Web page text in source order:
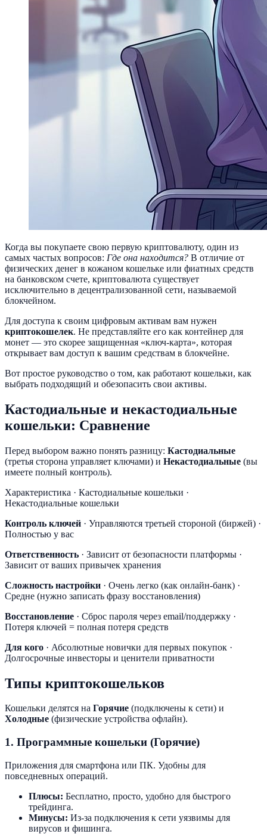
Когда вы покупаете свою первую криптовалюту, один из
самых частых вопросов: Где она находится? В отличие от
физических денег в кожаном кошельке или фиатных средств
на банковском счете, криптовалюта существует
исключительно в децентрализованной сети, называемой
блокчейном.
Для доступа к своим цифровым активам вам нужен
криптокошелек. Не представляйте его как контейнер для
монет — это скорее защищенная «ключ-карта», которая
открывает вам доступ к вашим средствам в блокчейне.
Вот простое руководство о том, как работают кошельки, как
выбрать подходящий и обезопасить свои активы.
Кастодиальные и некастодиальные
кошельки: Сравнение
Перед выбором важно понять разницу: Кастодиальные
(третья сторона управляет ключами) и Некастодиальные (вы
имеете полный контроль).
Характеристика · Кастодиальные кошельки ·
Некастодиальные кошельки
Контроль ключей · Управляются третьей стороной (биржей) ·
Полностью у вас
Ответственность · Зависит от безопасности платформы ·
Зависит от ваших привычек хранения
Сложность настройки · Очень легко (как онлайн-банк) ·
Средне (нужно записать фразу восстановления)
Восстановление · Сброс пароля через email/поддержку ·
Потеря ключей = полная потеря средств
Для кого · Абсолютные новички для первых покупок ·
Долгосрочные инвесторы и ценители приватности
Типы криптокошельков
Кошельки делятся на Горячие (подключены к сети) и
Холодные (физические устройства офлайн).
1. Программные кошельки (Горячие)
Приложения для смартфона или ПК. Удобны для
повседневных операций.
Плюсы: Бесплатно, просто, удобно для быстрого
трейдинга.
Минусы: Из-за подключения к сети уязвимы для
вирусов и фишинга.